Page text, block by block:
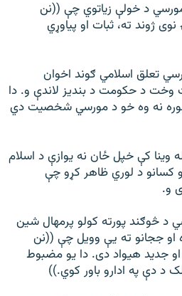
د خولې زياتوي چې ((نن
ژوند ته، ثبات او پياوړي
تعلق اسلامي ګوند اخوان
د حکومت د بنديز لاندې و. دا
نه وه خو د مورسي شخصيت دي
کې خپل ځان نه يوازې د اسلام
کسانو د لوري ظاهر کړو چې
و.
د څوګند پورته کولو پرمهال شين
او ججانو ته یې وويل چې ((نن
جديد هيواد دی. دا يو مضبوط
دې په ادارو باور کوي.))